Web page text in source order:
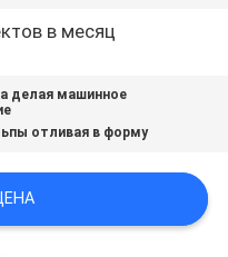
в месяц
делая машинное
отливая в форму